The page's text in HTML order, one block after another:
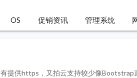
OS 促销资讯 管理系统
提供https，又拍云支持较少像Bootstrap